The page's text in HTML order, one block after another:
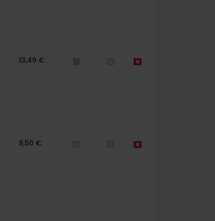
13,49 €
9,50 €